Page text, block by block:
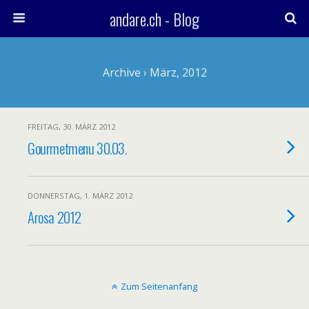
andare.ch - Blog
Archive › März, 2012
FREITAG, 30. MÄRZ 2012
Gourmetmenu 30.03.
DONNERSTAG, 1. MÄRZ 2012
Arosa 2012
Zum Seitenanfang